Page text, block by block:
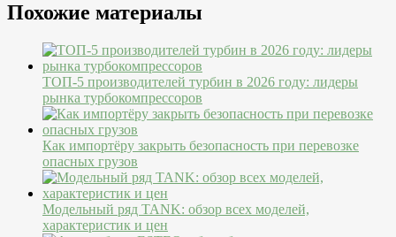
Похожие материалы
ТОП-5 производителей турбин в 2026 году: лидеры
рынка турбокомпрессоров
Как импортёру закрыть безопасность при перевозке
опасных грузов
Модельный ряд TANK: обзор всех моделей,
характеристик и цен